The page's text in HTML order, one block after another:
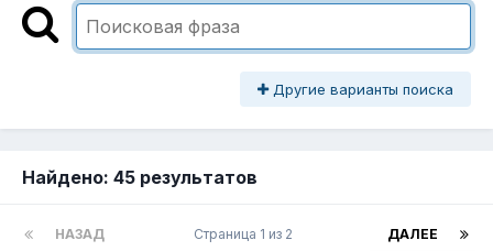
Другие варианты поиска
Найдено: 45 результатов
НАЗАД ДАЛЕЕ
Страница 1 из 2